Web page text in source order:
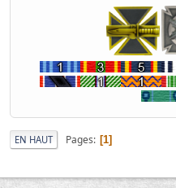
EN HAUT Pages 1